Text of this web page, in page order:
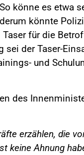
könne es etwa
könnte
für die
sei der Taser-
und
des
erzählen, die
keine Ahnung